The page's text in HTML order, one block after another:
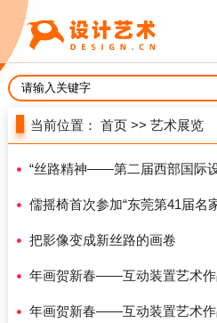
当前位置：首页 >>艺术展览
“丝路精神——第二届西部国际
儒摇椅首次参加“东莞第41届名
把影像变成新丝路的画卷
年画贺新春——互动装置艺术作品
年画贺新春——互动装置艺术作品